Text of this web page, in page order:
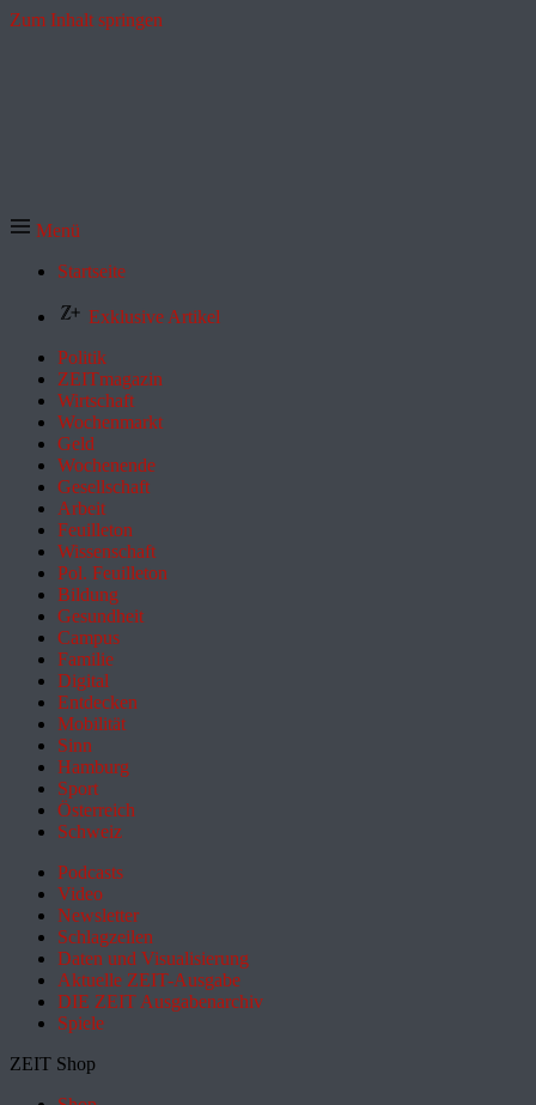
Zum Inhalt springen
Menü
Startseite
Exklusive Artikel
Politik
ZEITmagazin
Wirtschaft
Wochenmarkt
Geld
Wochenende
Gesellschaft
Arbeit
Feuilleton
Wissenschaft
Pol. Feuilleton
Bildung
Gesundheit
Campus
Familie
Digital
Entdecken
Mobilität
Sinn
Hamburg
Sport
Österreich
Schweiz
Podcasts
Video
Newsletter
Schlagzeilen
Daten und Visualisierung
Aktuelle ZEIT-Ausgabe
DIE ZEIT Ausgabenarchiv
Spiele
ZEIT Shop